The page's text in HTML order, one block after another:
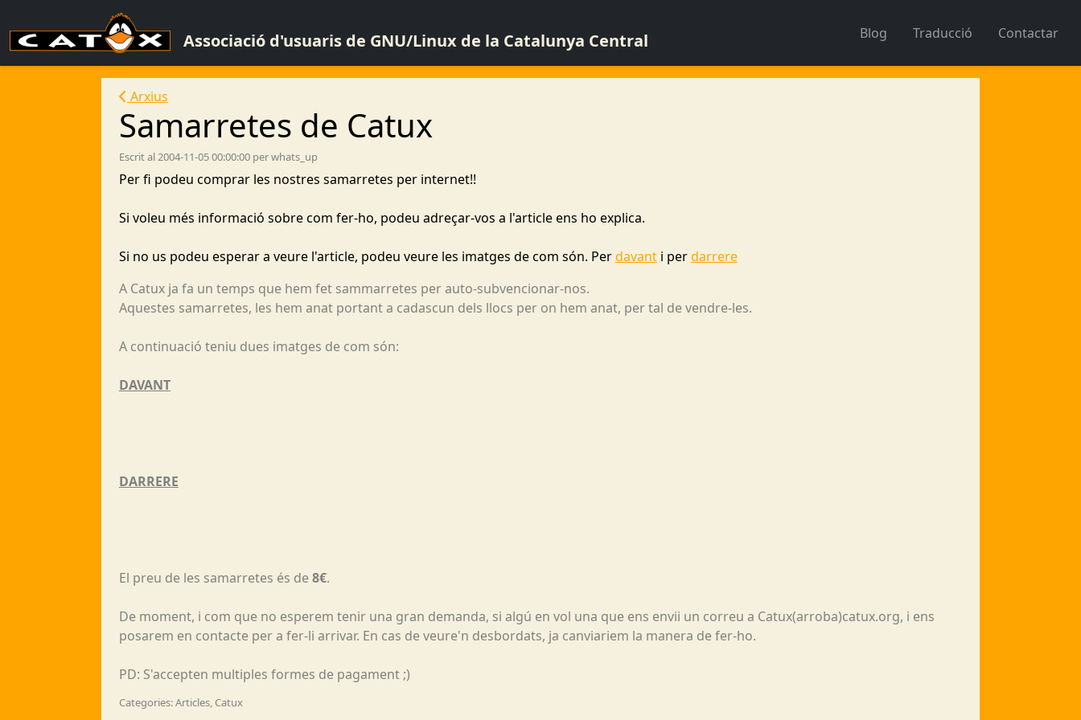
Associació d'usuaris de GNU/Linux de la Catalunya Central Blog Traducció Contactar
Arxius
Samarretes de Catux
Escrit al 2004-11-05 00:00:00 per whats_up
Per fi podeu comprar les nostres samarretes per internet!!
Si voleu més informació sobre com fer-ho, podeu adreçar-vos a l'article ens ho explica.
Si no us podeu esperar a veure l'article, podeu veure les imatges de com són. Perdavanti perdarrere
A Catux ja fa un temps que hem fet sammarretes per auto-subvencionar-nos.
Aquestes samarretes, les hem anat portant a cadascun dels llocs per on hem anat, per tal de vendre-les.
A continuació teniu dues imatges de com són:
DAVANT
DARRERE
El preu de les samarretes és de 8€.
De moment, i com que no esperem tenir una gran demanda, si algú en vol una que ens envii un correu a Catux(arroba)catux.org, i ens
posarem en contacte per a fer-li arrivar. En cas de veure'n desbordats, ja canviariem la manera de fer-ho.
PD: S'accepten multiples formes de pagament ;)
Categories: Articles, Catux